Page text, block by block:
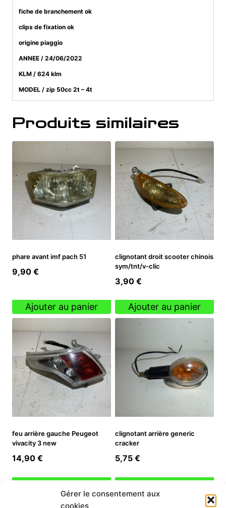
Gérer le consentement aux
cookies
fiche de branchement ok
clips de fixation ok
origine piaggio
ANNEE / 24/06/2022
KLM / 624 klm
MODEL / zip 50cc 2t – 4t
Produits similaires
phare avant imf pach 51
9,90 €
Ajouter au panier
clignotant droit scooter chinois
sym/tnt/v-clic
3,90 €
Ajouter au panier
feu arrière gauche Peugeot
vivacity 3 new
14,90 €
Ajouter au panier
clignotant arrière generic
cracker
5,75 €
Ajouter au panier